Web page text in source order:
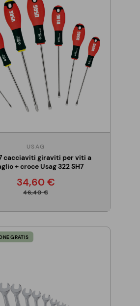
USAG
cacciaviti giraviti per viti a
+ croce Usag 322 SH7
34,60 €
46,40 €
GRATIS